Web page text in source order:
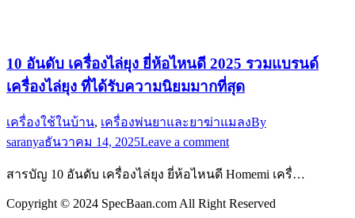
10 อันดับ เครื่องไล่ยุง ยี่ห้อไหนดี 2025 รวมแบรนด์
เครื่องไล่ยุง ที่ได้รับความนิยมมากที่สุด
เครื่องใช้ในบ้าน, เครื่องพ่นยาและยาฆ่าแมลงBy
saranyaธันวาคม 14, 2025Leave a comment
สารบัญ 10 อันดับ เครื่องไล่ยุง ยี่ห้อไหนดี Homemi เครื่…
Copyright © 2024 SpecBaan.com All Right Reserved